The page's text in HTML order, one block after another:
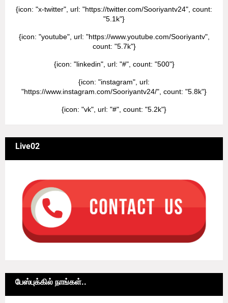
{icon: "x-twitter", url: "https://twitter.com/Sooriyantv24", count:
"5.1k"}
{icon: "youtube", url: "https://www.youtube.com/Sooriyantv",
count: "5.7k"}
{icon: "linkedin", url: "#", count: "500"}
{icon: "instagram", url:
"https://www.instagram.com/Sooriyantv24/", count: "5.8k"}
{icon: "vk", url: "#", count: "5.2k"}
Live02
பேஸ்புக்கில் நாங்கள்..